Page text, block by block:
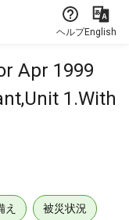
ヘルプEnglish
Apr 1999
1.With
え 被災状況